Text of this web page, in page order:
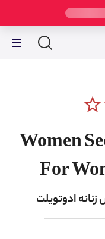
star_border
Women
For
ادوتویلت